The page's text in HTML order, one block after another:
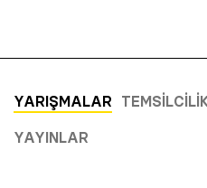
YARIŞMALAR
YAYINLAR